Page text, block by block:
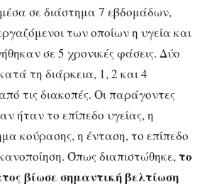
σε διάστημα 7 εβδομάδων,
των οποίων η υγεία και
σε 5 χρονικές φάσεις. Δύο
τη διάρκεια, 1, 2 και 4
τις διακοπές. Οι παράγοντες
ήταν το επίπεδο υγείας, η
κούρασης, η ένταση, το επίπεδο
Όπως διαπιστώθηκε,το
βίωσε σημαντική βελτίωση